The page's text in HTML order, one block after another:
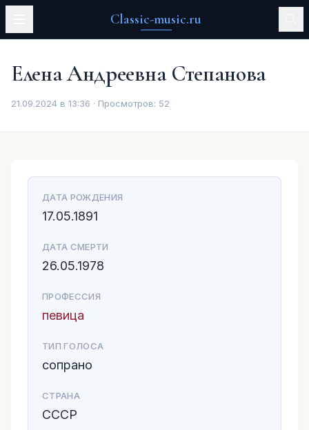
Classic-music.ru
Елена Андреевна Степанова
21.09.2024 в 13:36 · Просмотров: 52
ДАТА РОЖДЕНИЯ
17.05.1891
ДАТА СМЕРТИ
26.05.1978
ПРОФЕССИЯ
певица
ТИП ГОЛОСА
сопрано
СТРАНА
СССР